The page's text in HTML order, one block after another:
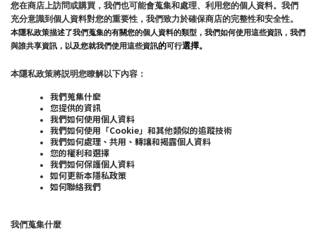
您在商店上訪問或購買，我們也可能會蒐集和處理、利用您的個人資料。我們
充分意識到個人資料對您的重要性，我們致力於確保商店的完整性和安全性。
本隱私政策描述了我們蒐集的有關您的個人資料的類型，我們如何使用這些資訊，我們
與誰共享資訊，以及您就我們使用這些資訊的可行選擇。
本隱私政策將説明您瞭解以下內容：
我們蒐集什麼
您提供的資訊
我們如何使用個人資料
我們如何使用「Cookie」和其他類似的追蹤技術
我們如何處理、共用、轉讓和揭露個人資料
您的權利和選擇
我們如何保護個人資料
如何更新本隱私政策
如何聯絡我們
我們蒐集什麼